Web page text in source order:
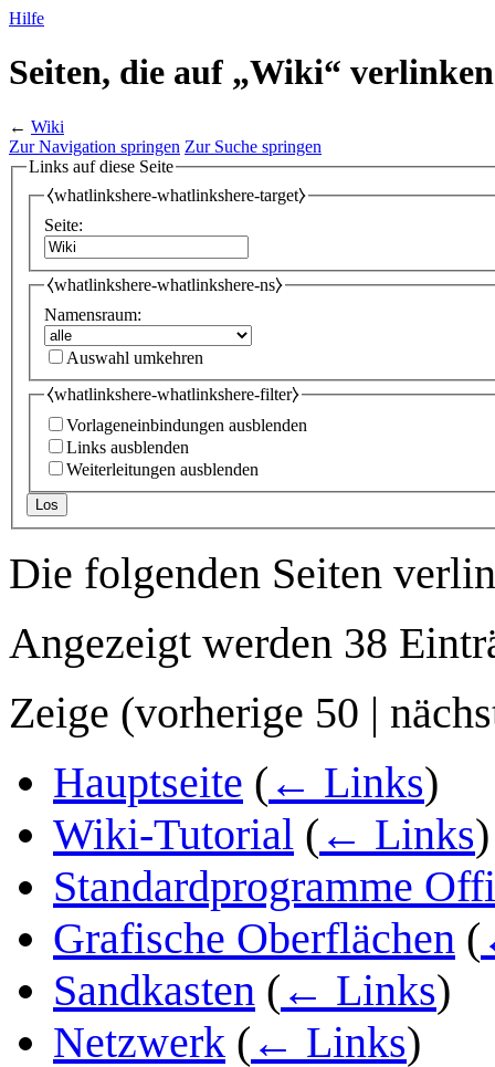
Hilfe
Seiten, die auf „Wiki“ verlinken
← Wiki
Zur Navigation springen Zur Suche springen
Links auf diese Seite
⧼whatlinkshere-whatlinkshere-target⧽
Seite:
⧼whatlinkshere-whatlinkshere-ns⧽
Namensraum:
Auswahl umkehren
⧼whatlinkshere-whatlinkshere-filter⧽
Vorlageneinbindungen ausblenden
Links ausblenden
Weiterleitungen ausblenden
Los
Die folgenden Seiten
Angezeigt werden 38
Zeige (vorherige 50 |
Hauptseite ( ← Links)
Wiki-Tutorial ( ← Links)
Standardprogramme
Grafische Oberflächen (
Sandkasten ( ← Links)
Netzwerk ( ← Links)